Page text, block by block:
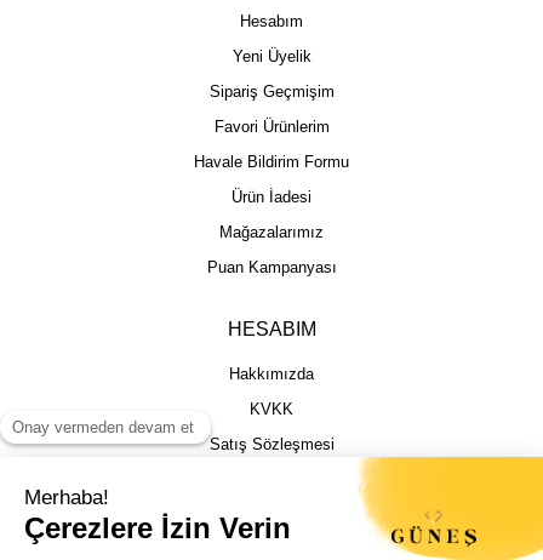
Hesabım
Yeni Üyelik
Sipariş Geçmişim
Favori Ürünlerim
Havale Bildirim Formu
Ürün İadesi
Mağazalarımız
Puan Kampanyası
HESABIM
Hakkımızda
KVKK
Satış Sözleşmesi
İptal İade Şartları